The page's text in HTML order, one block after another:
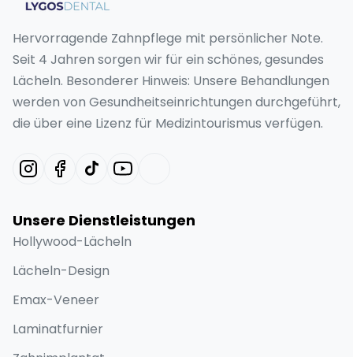
Hervorragende Zahnpflege mit persönlicher Note.
Seit 4 Jahren sorgen wir für ein schönes, gesundes
Lächeln. Besonderer Hinweis: Unsere Behandlungen
werden von Gesundheitseinrichtungen durchgeführt,
die über eine Lizenz für Medizintourismus verfügen.
Unsere Dienstleistungen
Hollywood-Lächeln
Lächeln-Design
Emax-Veneer
Laminatfurnier